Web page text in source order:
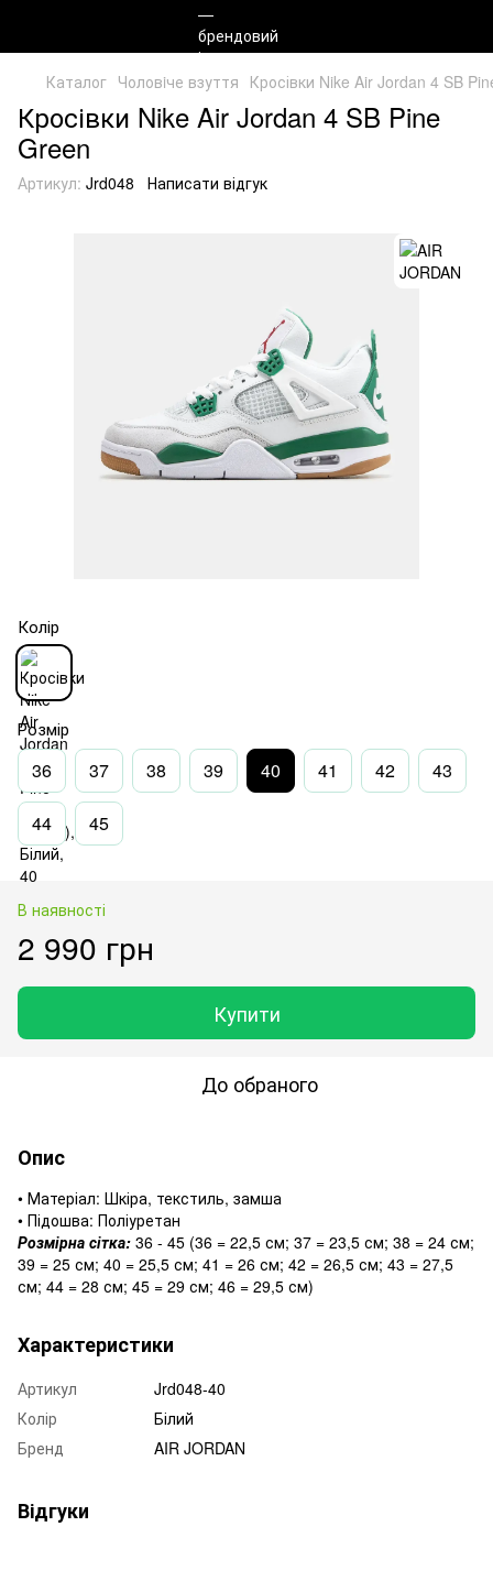
Каталог Чоловiче взуття Кросівки Nike Air Jordan 4 SB
Кросівки Nike Air Jordan 4 SB Pine
Green
Артикул: Jrd048 Написати відгук
Колір
Розмір
36 37 38 39 40 41 42 43
44 45
В наявності
2 990 грн
Купити
До обраного
Опис
• Матеріал: Шкіра, текстиль, замша
• Підошва: Поліуретан
Розмірна сітка: 36 - 45 (36 = 22,5 см; 37 = 23,5 см; 38 = 24 см;
39 = 25 см; 40 = 25,5 см; 41 = 26 см; 42 = 26,5 см; 43 = 27,5
см; 44 = 28 см; 45 = 29 см; 46 = 29,5 см)
Характеристики
Артикул
Jrd048-40
Колір
Білий
Бренд
AIR JORDAN
Відгуки